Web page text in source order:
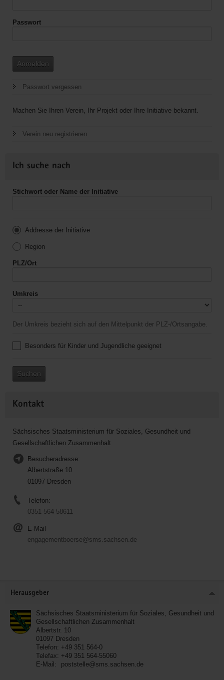
Passwort
Anmelden
Passwort vergessen
Machen Sie Ihren Verein, Ihr Projekt oder Ihre Initiative bekannt.
Verein neu registrieren
Ich suche nach
Stichwort oder Name der Initiative
Addresse der Initiative
Region
PLZ/Ort
Umkreis
Der Umkreis bezieht sich auf den Mittelpunkt der PLZ-/Ortsangabe.
Besonders für Kinder und Jugendliche geeignet
Suchen
Kontakt
Sächsisches Staatsministerium für Soziales, Gesundheit und
Gesellschaftlichen Zusammenhalt
Besucheradresse:
Albertstraße 10
01097 Dresden
Telefon:
0351 564-58611
E-Mail
engagementboerse@sms.sachsen.de
Herausgeber
Sächsisches Staatsministerium für Soziales, Gesundheit und
Gesellschaftlichen Zusammenhalt
Albertstr. 10
01097 Dresden
Telefon: +49 351 564-0
Telefax: +49 351 564-55060
E-Mail:
poststelle@sms.sachsen.de